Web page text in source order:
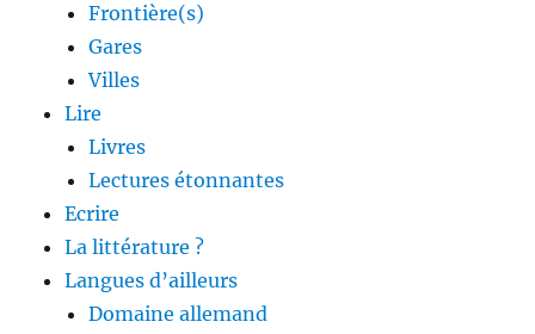
Frontière(s)
Gares
Villes
Lire
Livres
Lectures étonnantes
Ecrire
La littérature ?
Langues d’ailleurs
Domaine allemand